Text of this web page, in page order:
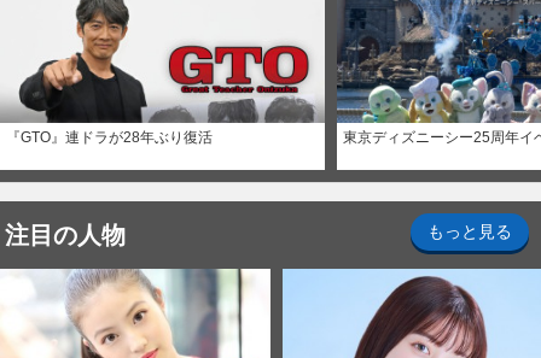
『GTO』連ドラが28年ぶり復活 東京ディズニーシー25周年イ
注目の人物 もっと見る